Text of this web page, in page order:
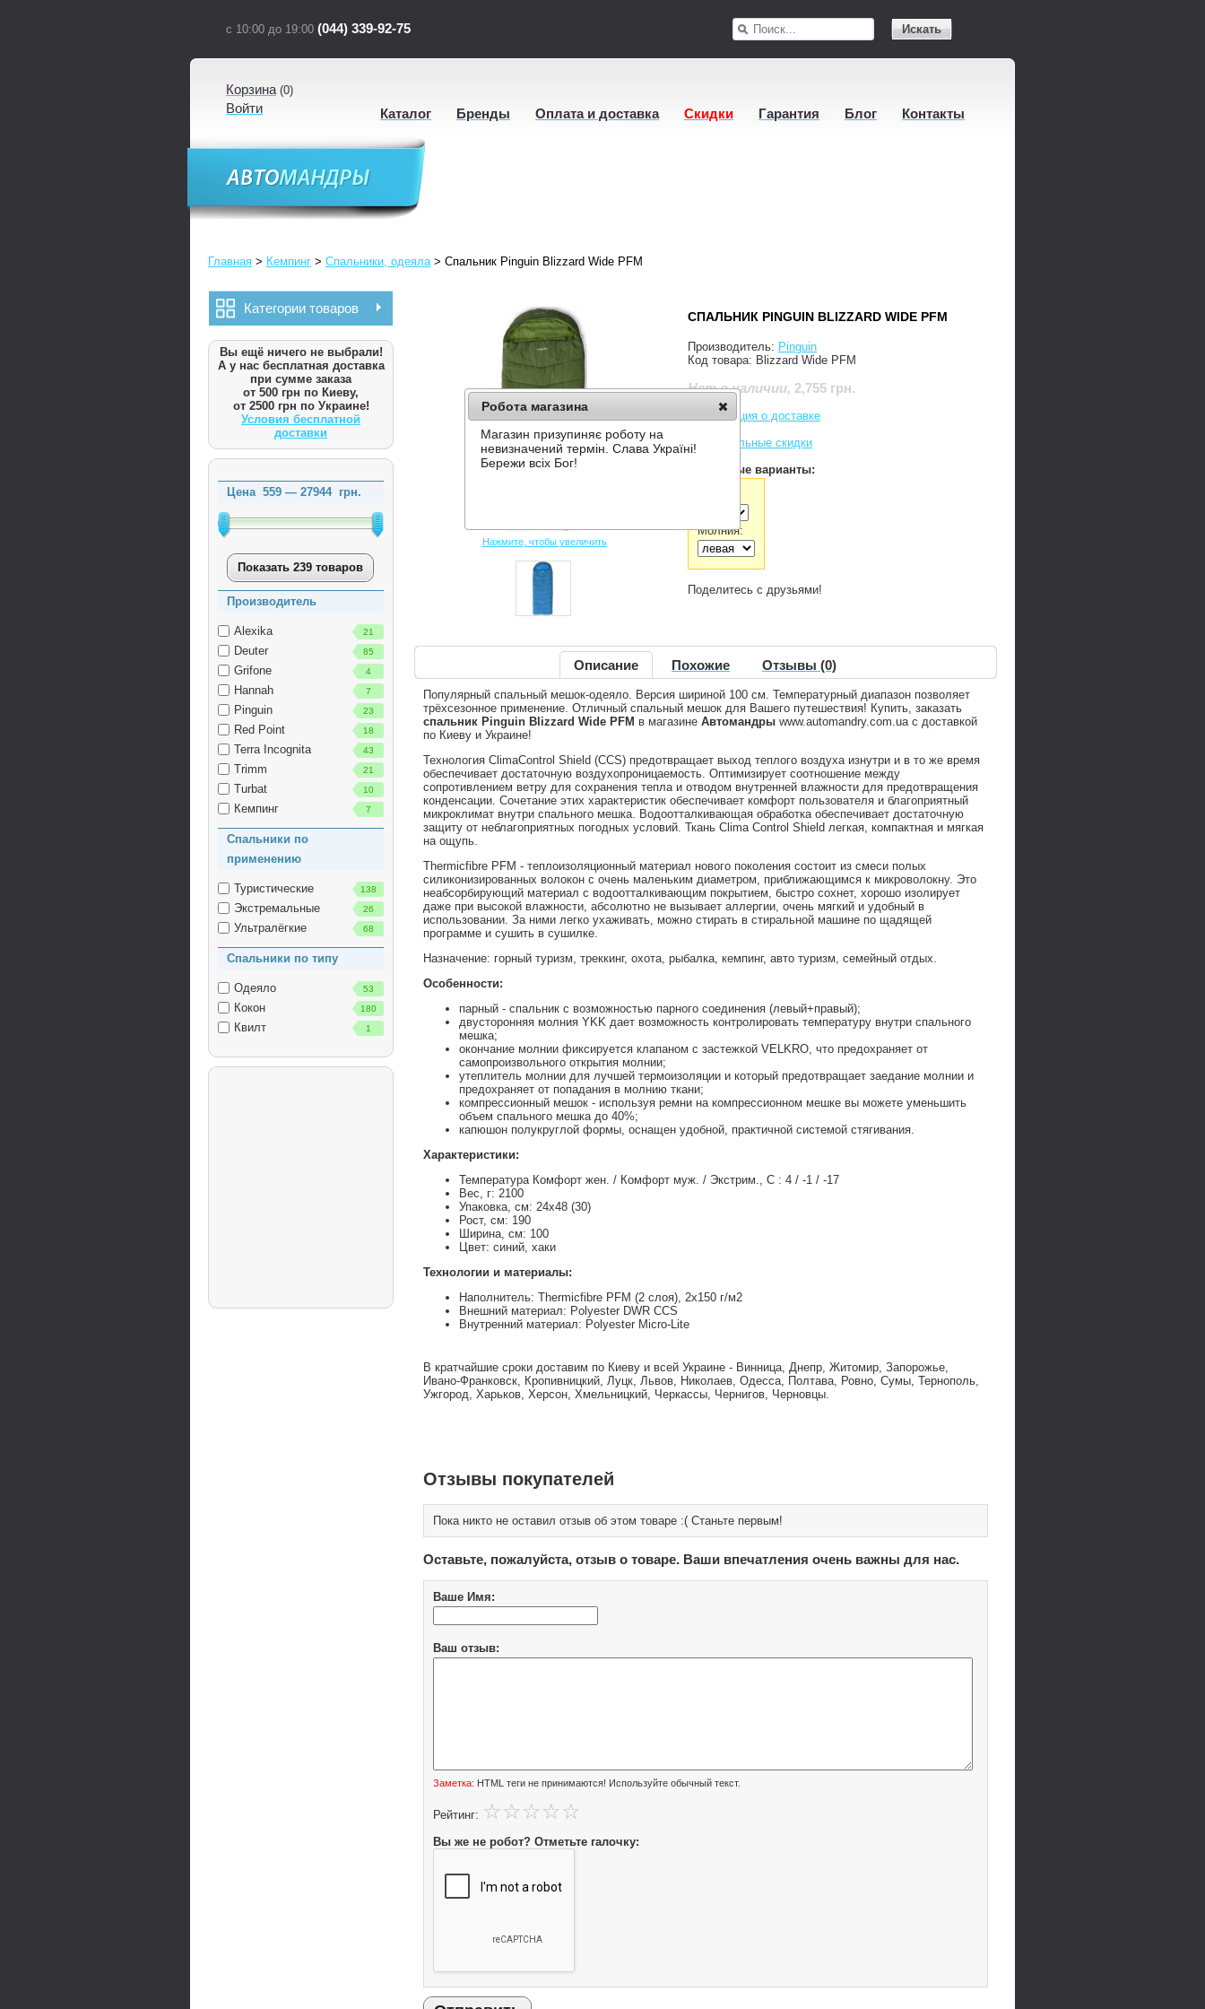
с 10:00 до 19:00 (044) 339-92-75 Искать
Корзина(0)
Войти Каталог Бренды Оплата и доставка Скидки Гарантия Блог Контакты
Главная > Кемпинг > Спальники, одеяла > Спальник Pinguin Blizzard Wide PFM
Категории товаров
Вы ещё ничего не выбрали!
А у нас бесплатная доставка
при сумме заказа
от 500 грн по Киеву,
от 2500 грн по Украине!
Условия бесплатной
доставки
Цена 559 — 27944грн.
Показать 239 товаров
Производитель
Alexika 21
Deuter 85
Grifone 4
Hannah 7
Pinguin 23
Red Point 18
Terra Incognita 43
Trimm 21
Turbat 10
Кемпинг 7
Спальники по
применению
Туристические 138
Экстремальные 26
Ультралёгкие 68
Спальники по типу
Одеяло 53
Кокон 180
Квилт 1
Нажмите, чтобы увеличить
СПАЛЬНИК PINGUIN BLIZZARD WIDE PFM
Производитель: Pinguin
Код товара: Blizzard Wide PFM
Нет в наличии, 2,755 грн.
Информация о доставке
Накопительные скидки
Доступные варианты:
Молния:
Поделитесь с друзьями!
Описание Похожие Отзывы (0)
Популярный спальный мешок-одеяло. Версия шириной 100 см. Температурный диапазон позволяет
трёхсезонное применение. Отличный спальный мешок для Вашего путешествия! Купить, заказать
спальник Pinguin Blizzard Wide PFM в магазине Автомандры www.automandry.com.ua с доставкой
по Киеву и Украине!
Технология ClimaControl Shield (CCS) предотвращает выход теплого воздуха изнутри и в то же время
обеспечивает достаточную воздухопроницаемость. Оптимизирует соотношение между
сопротивлением ветру для сохранения тепла и отводом внутренней влажности для предотвращения
конденсации. Сочетание этих характеристик обеспечивает комфорт пользователя и благоприятный
микроклимат внутри спального мешка. Водоотталкивающая обработка обеспечивает достаточную
защиту от неблагоприятных погодных условий. Ткань Clima Control Shield легкая, компактная и мягкая
на ощупь.
Thermicfibre PFM - теплоизоляционный материал нового поколения состоит из смеси полых
силиконизированных волокон с очень маленьким диаметром, приближающимся к микроволокну. Это
неабсорбирующий материал с водоотталкивающим покрытием, быстро сохнет, хорошо изолирует
даже при высокой влажности, абсолютно не вызывает аллергии, очень мягкий и удобный в
использовании. За ними легко ухаживать, можно стирать в стиральной машине по щадящей
программе и сушить в сушилке.
Назначение: горный туризм, треккинг, охота, рыбалка, кемпинг, авто туризм, семейный отдых.
Особенности:
парный - спальник с возможностью парного соединения (левый+правый);
двусторонняя молния YKK дает возможность контролировать температуру внутри спального
мешка;
окончание молнии фиксируется клапаном с застежкой VELKRO, что предохраняет от
самопроизвольного открытия молнии;
утеплитель молнии для лучшей термоизоляции и который предотвращает заедание молнии и
предохраняет от попадания в молнию ткани;
компрессионный мешок - используя ремни на компрессионном мешке вы можете уменьшить
объем спального мешка до 40%;
капюшон полукруглой формы, оснащен удобной, практичной системой стягивания.
Характеристики:
Температура Комфорт жен. / Комфорт муж. / Экстрим., C : 4 / -1 / -17
Вес, г: 2100
Упаковка, см: 24х48 (30)
Рост, см: 190
Ширина, см: 100
Цвет: синий, хаки
Технологии и материалы:
Наполнитель: Thermicfibre PFM (2 слоя), 2х150 г/м2
Внешний материал: Polyester DWR CCS
Внутренний материал: Polyester Micro-Lite
В кратчайшие сроки доставим по Киеву и всей Украине - Винница, Днепр, Житомир, Запорожье,
Ивано-Франковск, Кропивницкий, Луцк, Львов, Николаев, Одесса, Полтава, Ровно, Сумы, Тернополь,
Ужгород, Харьков, Херсон, Хмельницкий, Черкассы, Чернигов, Черновцы.
Отзывы покупателей
Пока никто не оставил отзыв об этом товаре :( Станьте первым!
Оставьте, пожалуйста, отзыв о товаре. Ваши впечатления очень важны для нас.
Ваше Имя:
Ваш отзыв:
Заметка: HTML теги не принимаются! Используйте обычный текст.
Рейтинг:
Вы же не робот? Отметьте галочку:
Робота магазина
Магазин призупиняє роботу на
невизначений термін. Слава Україні!
Бережи всіх Бог!